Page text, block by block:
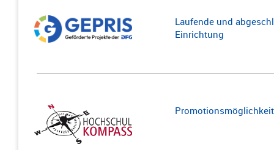
Laufende und
Einrichtung